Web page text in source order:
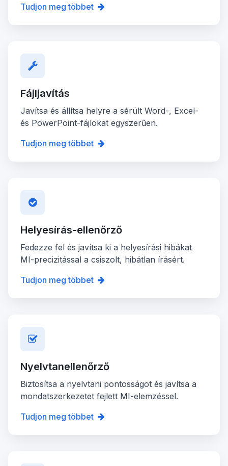
Tudjon meg többet
Fájljavítás
Javítsa és állítsa helyre a sérült Word-, Excel-
és PowerPoint-fájlokat egyszerűen.
Tudjon meg többet
Helyesírás-ellenőrző
Fedezze fel és javítsa ki a helyesírási hibákat
MI-precizitással a csiszolt, hibátlan írásért.
Tudjon meg többet
Nyelvtanellenőrző
Biztosítsa a nyelvtani pontosságot és javítsa a
mondatszerkezetet fejlett MI-elemzéssel.
Tudjon meg többet